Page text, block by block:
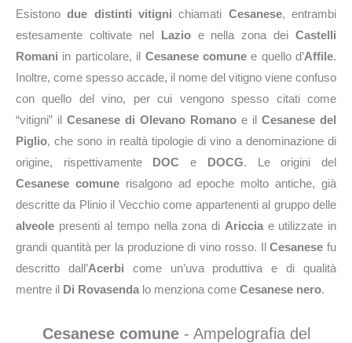
Esistonodue distinti vitigni chiamati Cesanese, entrambi
estesamente coltivate nel Lazioe nella zona dei Castelli
Romani in particolare, il Cesanese comunee quello d’Affile.
Inoltre, come spesso accade, il nome del vitigno viene confuso
con quello del vino, per cui vengono spesso citati come
“vitigni” il Cesanese di Olevano Romano e il Cesanese del
Piglio, che sono in realtà tipologie di vino a denominazione di
origine, rispettivamente DOC e DOCG. Le origini del
Cesanese comunerisalgono ad epoche molto antiche, già
descritte da Plinio il Vecchio come appartenenti al gruppo delle
alveole presenti al tempo nella zona di Aricciae utilizzate in
grandi quantità per la produzione di vino rosso. IlCesanese fu
descritto dall’Acerbi come un’uva produttiva e di qualità
mentre il Di Rovasenda lo menziona come Cesanese nero.
Cesanese comune- Ampelografia del